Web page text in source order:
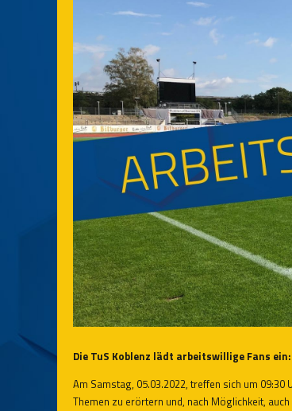
Die TuS Koblenz lädt arbeitswillige Fans ein:
Am Samstag, 05.03.2022, treffen sich um
Themen zu erörtern und, nach Möglichkeit,